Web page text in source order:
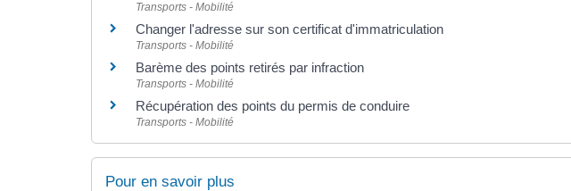
Transports - Mobilité
Changer l'adresse sur son certificat d'immatriculation
Transports - Mobilité
Barème des points retirés par infraction
Transports - Mobilité
Récupération des points du permis de conduire
Transports - Mobilité
Pour en savoir plus